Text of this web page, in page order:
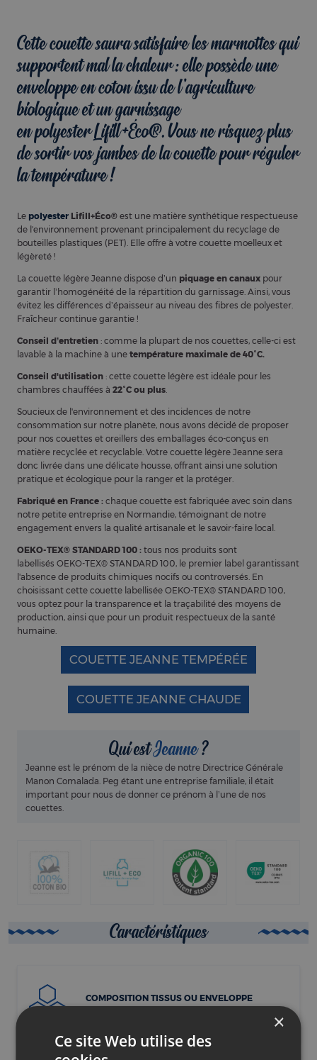
Cette couette saura satisfaire les marmottes qui
supportent mal la chaleur : elle possède une
enveloppe encoton issu de l'agriculture
biologiqueet un garnissage
enpolyester Lifill+Éco®. Vous ne risquez plus
de sortir vos jambes de la couette pour réguler
la température !
Le polyester Lifill+Éco® est une matière synthétique respectueuse
de l'environnement provenant principalement du recyclage de
bouteilles plastiques (PET). Elle offre à votre couette moelleux et
légèreté !
La couette légère Jeanne dispose d’un piquage en canaux pour
garantir l’homogénéité de la répartition du garnissage. Ainsi, vous
évitez les différences d’épaisseur au niveau des fibres de polyester.
Fraîcheur continue garantie !
Conseil d’entretien : comme la plupart de nos couettes, celle-ci est
lavable à la machine à une température maximale de 40°C.
Conseil d'utilisation : cette couette légère est idéale pour les
chambres chauffées à 22°C ou plus.
Soucieux de l'environnement et des incidences de notre
consommation sur notre planète, nous avons décidé de proposer
pour nos couettes et oreillers des emballages éco-conçus en
matière recyclée et recyclable. Votre couette légère Jeanne sera
donc livrée dans une délicate housse, offrant ainsi une solution
pratique et écologique pour la ranger et la protéger.
Fabriqué en France : chaque couette est fabriquée avec soin dans
notre petite entreprise en Normandie, témoignant de notre
engagement envers la qualité artisanale et le savoir-faire local.
OEKO-TEX® STANDARD 100 : tous nos produits sont
labellisés OEKO-TEX® STANDARD 100, le premier label garantissant
l'absence de produits chimiques nocifs ou controversés. En
choisissant cette couette labellisée OEKO-TEX® STANDARD 100,
vous optez pour la transparence et la traçabilité des moyens de
production, ainsi que pour un produit respectueux de la santé
humaine.
COUETTE JEANNE TEMPÉRÉE
COUETTE JEANNE CHAUDE
Qui estJeanne?
Jeanne est le prénom de la nièce de notre Directrice Générale
Manon Comalada. Peg étant une entreprise familiale, il était
important pour nous de donner ce prénom à l’une de nos
couettes.
Caractéristiques
COMPOSITION TISSUS OU ENVELOPPE